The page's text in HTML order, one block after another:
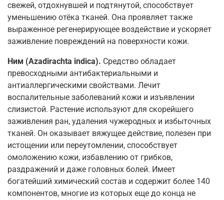
свежей, отдохнувшей и подтянутой, способствует
уменьшению отёка тканей. Она проявляет также
выраженное регенерирующее воздействие и ускоряет
заживление повреждений на поверхности кожи.
Ним (Azadirachta indica). Средство обладает
превосходными антибактериальными и
антиаллергическими свойствами. Лечит
воспалительные заболеваний кожи и изъявлении
слизистой. Растение используют для скорейшего
заживления ран, удаления чужеродных и избыточных
тканей. Он оказывает вяжущее действие, полезен при
истощении или переутомлении, способствует
омоложению кожи, избавлению от грибков,
раздражений и даже головных болей. Имеет
богатейший химический состав и содержит более 140
компонентов, многие из которых еще до конца не